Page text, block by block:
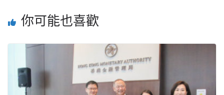
你可能也喜歡